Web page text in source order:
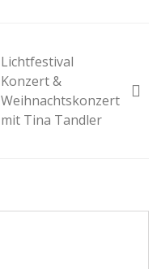
Lichtfestival
Konzert &
Weihnachtskonzert
mit Tina Tandler